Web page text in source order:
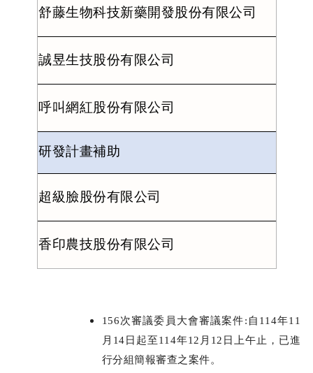
舒藤生物科技新藥開發股份有限公司
誠昱生技股份有限公司
呼叫網紅股份有限公司
研發計畫補助
超級臉股份有限公司
香印農技股份有限公司
156次審議委員大會審議案件: 自 114年11
月 14 日起至114年12 月 12 日上午止，已進
行分組簡報審查之案件。